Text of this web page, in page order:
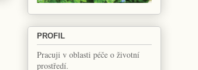
PROFIL
Pracuji v oblasti péče o životní
prostředí.